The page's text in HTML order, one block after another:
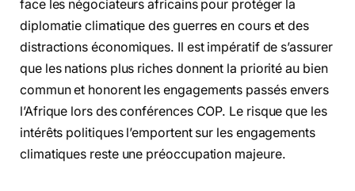
face les négociateurs africains pour protéger la
diplomatie climatique des guerres en cours et des
distractions économiques. Il est impératif de s’assurer
que les nations plus riches donnent la priorité au bien
commun et honorent les engagements passés envers
l’Afrique lors des conférences COP. Le risque que les
intérêts politiques l’emportent sur les engagements
climatiques reste une préoccupation majeure.